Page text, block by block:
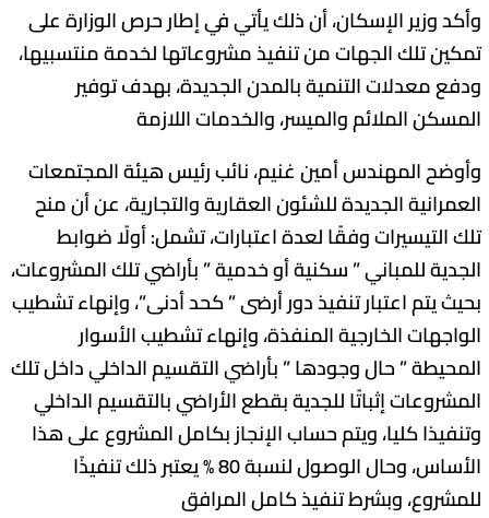
وأكد وزير الإسكان، أن ذلك يأتي في إطار حرص الوزارة على
تمكين تلك الجهات من تنفيذ مشروعاتها لخدمة منتسبيها،
ودفع معدلات التنمية بالمدن الجديدة، بهدف توفير
المسكن الملائم والميسر، والخدمات اللازمة
وأوضح المهندس أمين غنيم، نائب رئيس هيئة المجتمعات
العمرانية الجديدة للشئون العقارية والتجارية، عن أن منح
تلك التيسيرات وفقًا لعدة اعتبارات، تشمل: أولًا ضوابط
الجدية للمباني ” سكنية أو خدمية ” بأراضي تلك المشروعات،
بحيث يتم اعتبار تنفيذ دور أرضى ” كحد أدنى”، وإنهاء تشطيب
الواجهات الخارجية المنفذة، وإنهاء تشطيب الأسوار
المحيطة ” حال وجودها ” بأراضي التقسيم الداخلي داخل تلك
المشروعات إثباتًا للجدية بقطع الأراضي بالتقسيم الداخلي
وتنفيذا كليا، ويتم حساب الإنجاز بكامل المشروع على هذا
الأساس، وحال الوصول لنسبة 80 % يعتبر ذلك تنفيذًا
للمشروع، وبشرط تنفيذ كامل المرافق